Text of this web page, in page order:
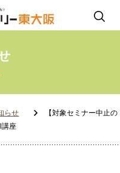
らせ
【対象セミナー中止の
講座